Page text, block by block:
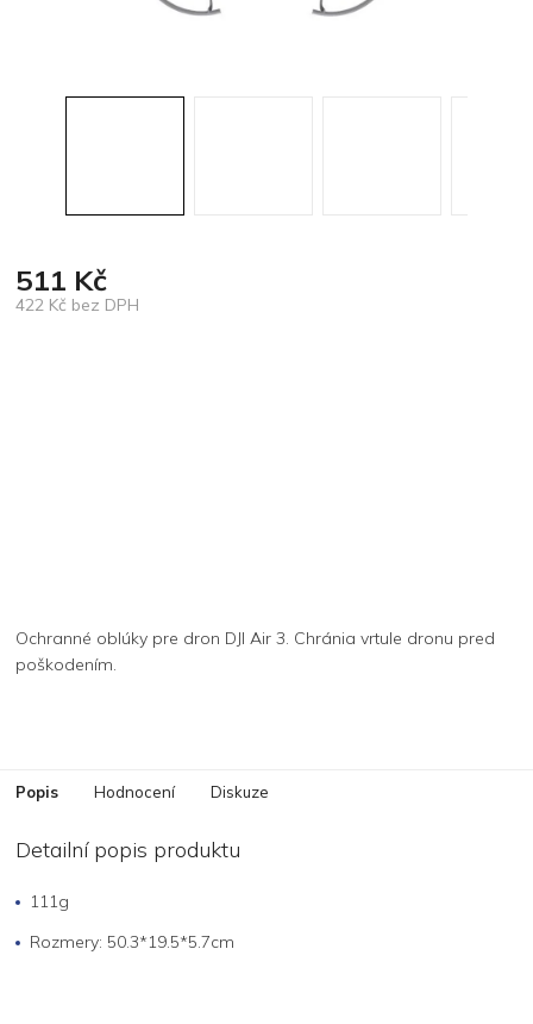
511 Kč
422 Kč bez DPH
Ochranné oblúky pre dron DJI Air 3. Chránia vrtule dronu pred
poškodením.
Popis Hodnocení Diskuze
Detailní popis produktu
111g
Rozmery: 50.3*19.5*5.7cm